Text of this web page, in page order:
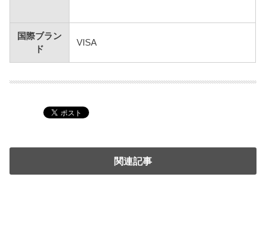
国際ブラン
ド
VISA
関連記事